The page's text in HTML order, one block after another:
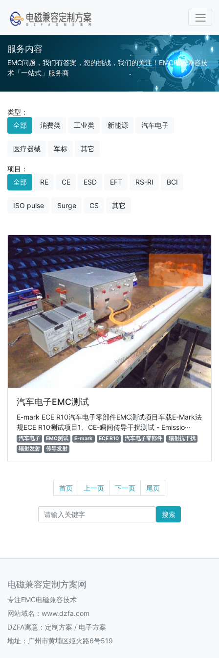
服务内容
EMC问题，我们有答案，您的挑战，我们的关注！EMC电磁兼容技
术「一站式」服务商
类型：
全部
消费类 工业类 新能源 汽车电子
医疗器械 军标 其它
项目：
全部
RE CE ESD EFT RS-RI BCI
ISO pulse Surge CS 其它
汽车电子EMC测试
E-mark ECE R10汽车电子零部件EMC测试项目车载E-Mark法
规ECE R10测试项目1、CE-瞬间传导干扰测试 - Emissio···
汽车电子 EMC测试 E-mark ECE R10 汽车电子零部件
辐射抗干扰
辐射发射
传导发射
首页 上一页 下一页 尾页
搜索
电磁兼容定制方案网
专注EMC电磁兼容技术
网站域名：www.dzfa.com
DZFA寓意：定制方案 / 电子方案
地址：广州市黄埔区姬火路6号519